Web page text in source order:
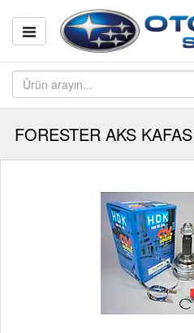
FORESTER AKS